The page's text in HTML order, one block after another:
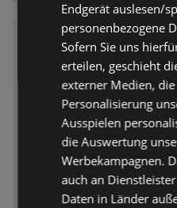
Endgerät auslesen/
personenbezogene
Sofern Sie uns
erteilen, geschieht
externer Medien,
Personalisierung
Ausspielen
die Auswertung
Werbekampagnen.
auch an
Daten in Länder